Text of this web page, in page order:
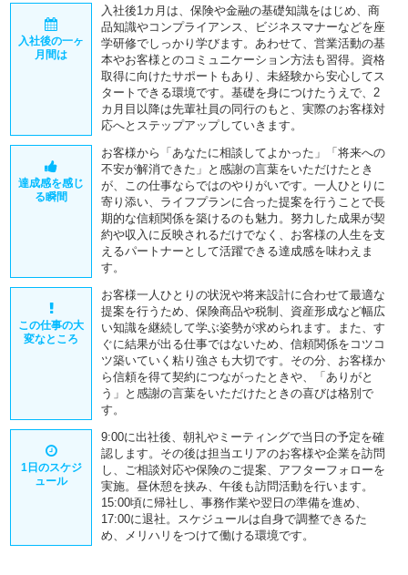
入社後の一ヶ
月間は
入社後1カ月は、保険や金融の基礎知識をはじめ、商
品知識やコンプライアンス、ビジネスマナーなどを座
学研修でしっかり学びます。あわせて、営業活動の基
本やお客様とのコミュニケーション方法も習得。資格
取得に向けたサポートもあり、未経験から安心してス
タートできる環境です。基礎を身につけたうえで、2
カ月目以降は先輩社員の同行のもと、実際のお客様対
応へとステップアップしていきます。
達成感を感じ
る瞬間
お客様から「あなたに相談してよかった」「将来への
不安が解消できた」と感謝の言葉をいただけたとき
が、この仕事ならではのやりがいです。一人ひとりに
寄り添い、ライフプランに合った提案を行うことで長
期的な信頼関係を築けるのも魅力。努力した成果が契
約や収入に反映されるだけでなく、お客様の人生を支
えるパートナーとして活躍できる達成感を味わえま
す。
この仕事の大
変なところ
お客様一人ひとりの状況や将来設計に合わせて最適な
提案を行うため、保険商品や税制、資産形成など幅広
い知識を継続して学ぶ姿勢が求められます。また、す
ぐに結果が出る仕事ではないため、信頼関係をコツコ
ツ築いていく粘り強さも大切です。その分、お客様か
ら信頼を得て契約につながったときや、「ありがと
う」と感謝の言葉をいただけたときの喜びは格別で
す。
1日のスケジ
ュール
9:00に出社後、朝礼やミーティングで当日の予定を確
認します。その後は担当エリアのお客様や企業を訪問
し、ご相談対応や保険のご提案、アフターフォローを
実施。昼休憩を挟み、午後も訪問活動を行います。
15:00頃に帰社し、事務作業や翌日の準備を進め、
17:00に退社。スケジュールは自身で調整できるた
め、メリハリをつけて働ける環境です。